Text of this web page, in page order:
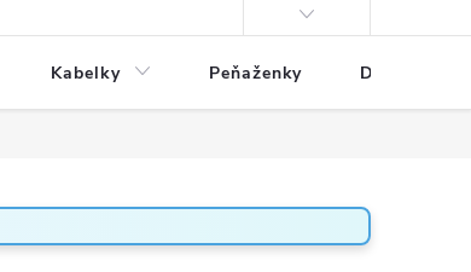
Kabelky Peňaženky Drogéria